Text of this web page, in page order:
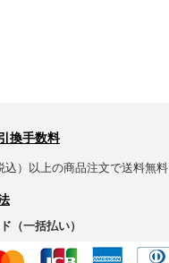
換手数料
込）以上の商品注文で送料無料
（一括払い）